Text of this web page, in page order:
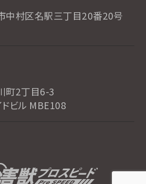
中村区名駅三丁目20番20号
町2丁目6-3
ビル MBE108